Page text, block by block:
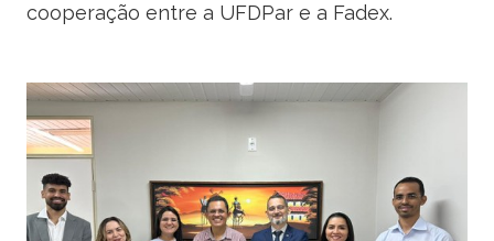
Ministério da Transparência e Controladoria-Geral da União
Ministério dos Direitos Humanos
Secretaria-Geral da Presidência da República
cooperação entre a UFDPar e a Fadex.